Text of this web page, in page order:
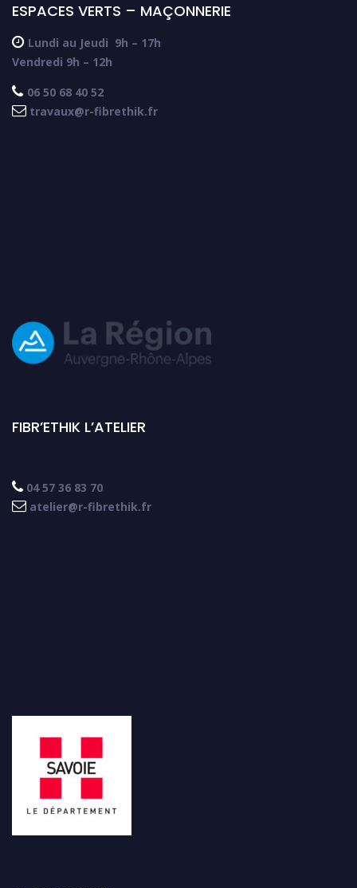
ESPACES VERTS – MAÇONNERIE
 Lundi au Jeudi 9h – 17h
Vendredi 9h – 12h
 06 50 68 40 52
 travaux@r-fibrethik.fr
FIBR’ETHIK L’ATELIER
 04 57 36 83 70
 atelier@r-fibrethik.fr